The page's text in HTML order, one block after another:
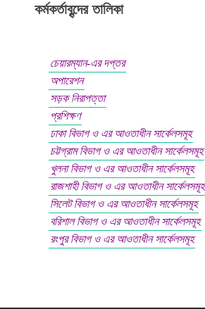
কর্মকর্তাবৃন্দের তালিকা
চেয়ারম্যান-এর দপ্তর
অপারেশন
সড়ক নিরাপত্তা
প্রশিক্ষণ
ঢাকা বিভাগ ও এর আওতাধীন সার্কেলসমূহ
চট্টগ্রাম বিভাগ ও এর আওতাধীন সার্কেলসমূহ
খুলনা বিভাগ ও এর আওতাধীন সার্কেলসমূহ
রাজশাহী বিভাগ ও এর আওতাধীন সার্কেলসমূহ
সিলেট বিভাগ ও এর আওতাধীন সার্কেলসমূহ
বরিশাল বিভাগ ও এর আওতাধীন সার্কেলসমূহ
রংপুর বিভাগ ও এর আওতাধীন সার্কেলসমূহ